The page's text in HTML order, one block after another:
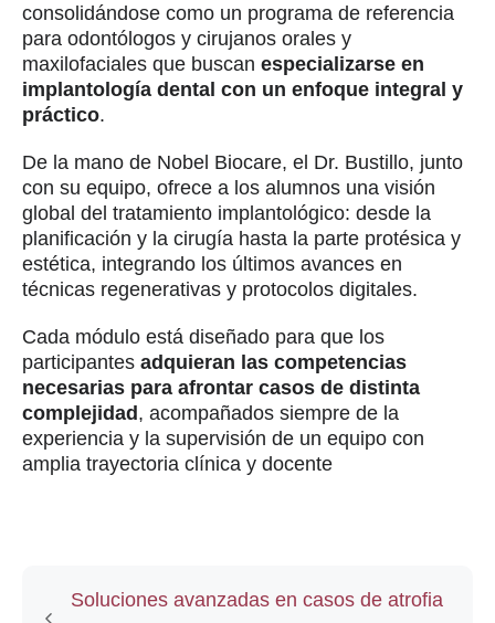
consolidándose como un programa de referencia
para odontólogos y cirujanos orales y
maxilofaciales que buscan especializarse en
implantología dental con un enfoque integral y
práctico.
De la mano de Nobel Biocare, el Dr. Bustillo, junto
con su equipo, ofrece a los alumnos una visión
global del tratamiento implantológico: desde la
planificación y la cirugía hasta la parte protésica y
estética, integrando los últimos avances en
técnicas regenerativas y protocolos digitales.
Cada módulo está diseñado para que los
participantes adquieran las competencias
necesarias para afrontar casos de distinta
complejidad, acompañados siempre de la
experiencia y la supervisión de un equipo con
amplia trayectoria clínica y docente
Soluciones avanzadas en casos de atrofia